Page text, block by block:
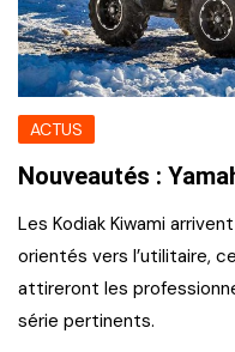
ACTUS
Nouveautés :
Les Kodiak Kiwami
orientés vers l’utilitaire,
attireront les
série pertinents.